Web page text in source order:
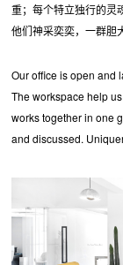
重；每个特立独行的灵
他们神采奕奕，一群胆
Our office is open and
The workspace help
works together in one
and discussed.